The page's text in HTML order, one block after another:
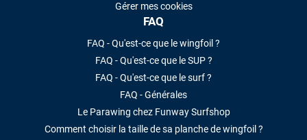
Gérer mes cookies
FAQ
FAQ - Qu'est-ce que le wingfoil ?
FAQ - Qu'est-ce que le SUP ?
FAQ - Qu'est-ce que le surf ?
FAQ - Générales
Le Parawing chez Funway Surfshop
Comment choisir la taille de sa planche de wingfoil ?